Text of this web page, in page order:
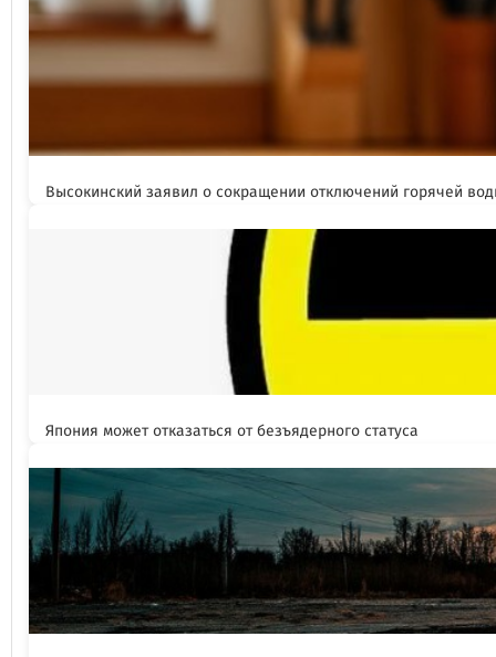
Высокинский заявил о сокращении отключений горячей
Япония может отказаться от безъядерного статуса